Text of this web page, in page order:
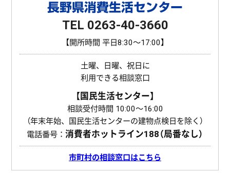
長野県消費生活センター
TEL 0263-40-3660
【開所時間 平日8:30〜17:00】
土曜、日曜、祝日に
利用できる相談窓口
【国民生活センター】
相談受付時間 10:00〜16:00
（年末年始、国民生活センターの建物点検日を除く）
電話番号： 消費者ホットライン188（局番なし）
市町村の相談窓口はこちら